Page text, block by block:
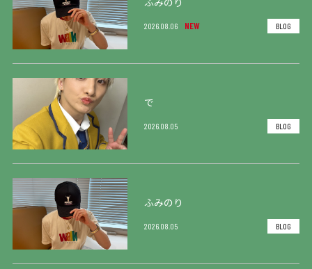
2026.08.06 NEW BLOG
で
2026.08.05 BLOG
ふみのり
2026.08.05 BLOG